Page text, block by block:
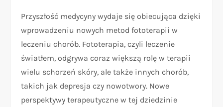
Przyszłość medycyny wydaje się obiecująca dzięki
wprowadzeniu nowych metod fototerapii w
leczeniu chorób. Fototerapia, czyli leczenie
światłem, odgrywa coraz większą rolę w terapii
wielu schorzeń skóry, ale także innych chorób,
takich jak depresja czy nowotwory. Nowe
perspektywy terapeutyczne w tej dziedzinie